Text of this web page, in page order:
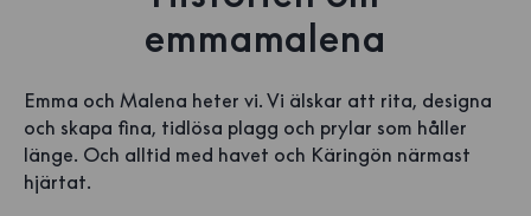
emmamalena
Emma och Malena heter vi. Vi älskar att rita, designa
och skapa fina, tidlösa plagg och prylar som håller
länge. Och alltid med havet och Käringön närmast
hjärtat.